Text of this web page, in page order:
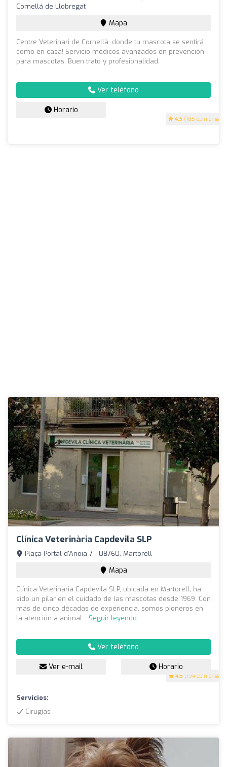
4.5 (185 opiniones)
Cornellá de Llobregat
Mapa
Centre Veterinari de Cornellà: donde tu mascota se sentirá
como en casa! Servicio médicos avanzados en prevención
para mascotas. Buen trato y profesionalidad.
Ver teléfono
Horario
Clínica Veterinària Capdevila SLP
4.5 (194 opiniones)
Plaça Portal d'Anoia 7 - 08760, Martorell
Mapa
Clínica Veterinària Capdevila SLP, ubicada en Martorell, ha
sido un pilar en el cuidado de las mascotas desde 1969. Con
más de cinco décadas de experiencia, somos pioneros en
la atención a animal... Seguir leyendo
Ver teléfono
Ver e-mail Horario
Servicios:
Cirugías